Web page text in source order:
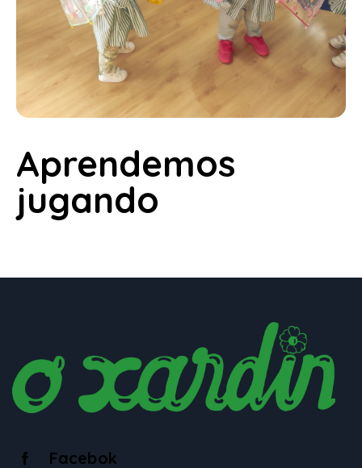
Aprendemos
jugando
Facebok